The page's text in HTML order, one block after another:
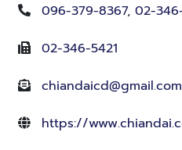
096-379-8367, 02-
02-346-5421
chiandaicd@gmail.com
https://